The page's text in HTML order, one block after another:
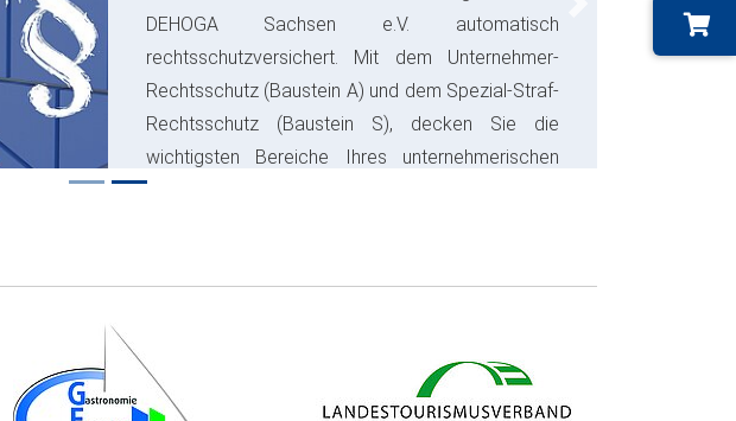
DEHOGA Sachsen e.V. automatisch
rechtsschutzversichert. Mit dem Unternehmer-
Rechtsschutz (Baustein A) und dem Spezial-Straf-
Rechtsschutz (Baustein S), decken Sie die
wichtigsten Bereiche Ihres unternehmerischen
Risikos ab und sparen bares Geld.